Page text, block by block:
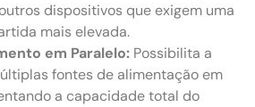
dispositivos que exigem uma
mais elevada.
em Paralelo: Possibilita a
fontes de alimentação em
a capacidade total do